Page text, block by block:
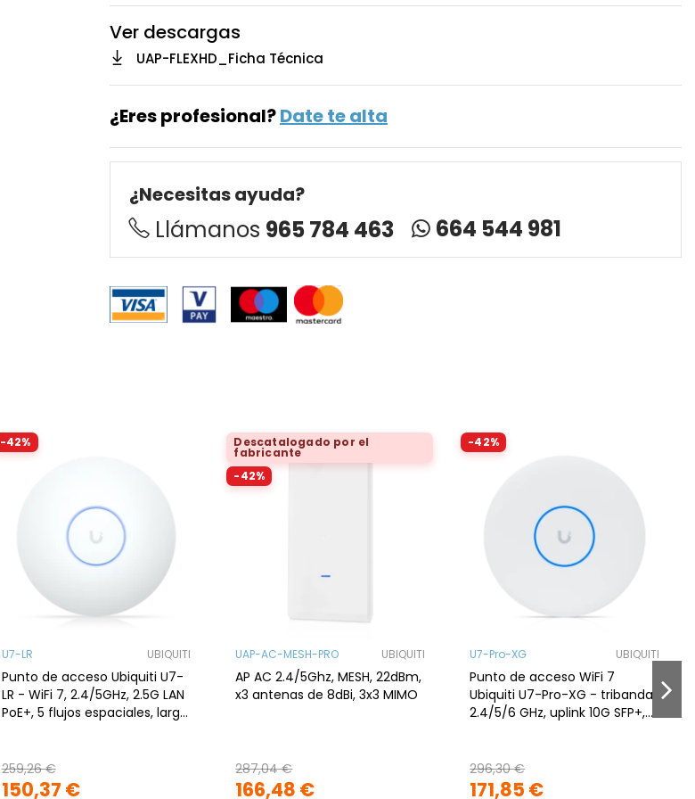
Ver descargas
UAP-FLEXHD_Ficha Técnica
¿Eres profesional?Date te alta
¿Necesitas ayuda?
Llámanos 965 784 463 664 544 981
-42%
U7-LR UBIQUITI
Punto de acceso Ubiquiti U7-
LR - WiFi 7, 2.4/5GHz, 2.5G LAN
PoE+, 5 flujos espaciales, largo
150,37 €
259,26 €
Descatalogado por el
fabricante
-42%
UAP-AC-MESH-PRO UBIQUITI
AP AC 2.4/5Ghz, MESH, 22dBm,
x3 antenas de 8dBi, 3x3 MIMO
166,48 €
287,04 €
-42%
U7-Pro-XG UBIQUITI
Punto de acceso WiFi 7
Ubiquiti U7-Pro-XG - tribanda
2.4/5/6 GHz, uplink 10G SFP+,
171,85 €
296,30 €